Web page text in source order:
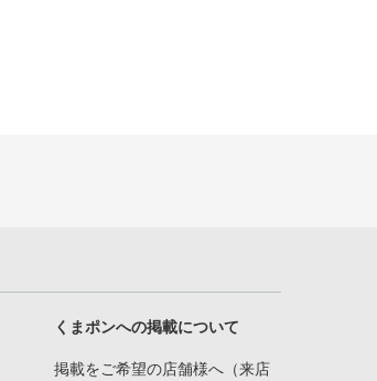
くまポンへの掲載について
掲載をご希望の店舗様へ（来店